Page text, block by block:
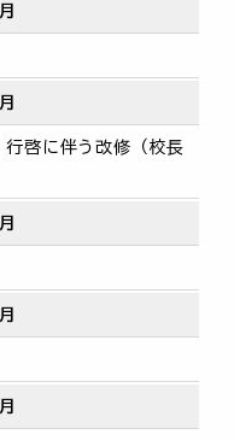
月
月
啓に伴う改修（校長
月
月
月